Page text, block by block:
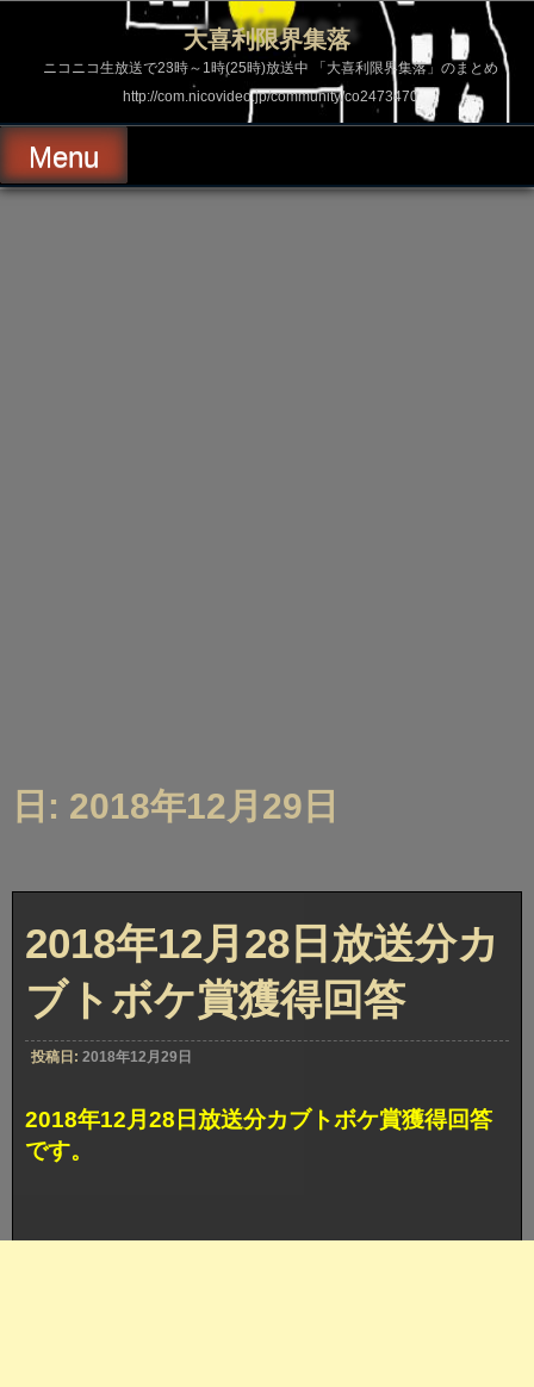
ス
ッ
プ
大喜利限界集落
ニコニコ生放送で23時～1時(25時)放送中 「大喜利限界集落」のまとめ
http://com.nicovideo.jp/community/co2473470
Menu
日: 2018年12月29日
2018年12月28日放送分カ
ブトボケ賞獲得回答
投稿日: 2018年12月29日
2018年12月28日放送分カブトボケ賞獲得回答
です。